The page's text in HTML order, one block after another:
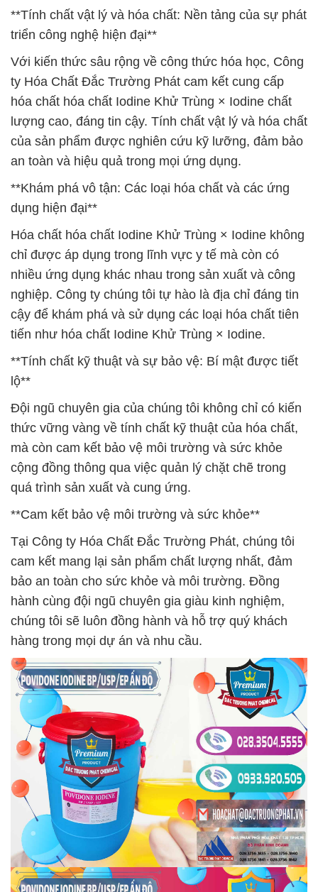
**Tính chất vật lý và hóa chất: Nền tảng của sự phát
triển công nghệ hiện đại**
Với kiến thức sâu rộng về công thức hóa học, Công
ty Hóa Chất Đắc Trường Phát cam kết cung cấp
hóa chất hóa chất Iodine Khử Trùng × Iodine chất
lượng cao, đáng tin cậy. Tính chất vật lý và hóa chất
của sản phẩm được nghiên cứu kỹ lưỡng, đảm bảo
an toàn và hiệu quả trong mọi ứng dụng.
**Khám phá vô tận: Các loại hóa chất và các ứng
dụng hiện đại**
Hóa chất hóa chất Iodine Khử Trùng × Iodine không
chỉ được áp dụng trong lĩnh vực y tế mà còn có
nhiều ứng dụng khác nhau trong sản xuất và công
nghiệp. Công ty chúng tôi tự hào là địa chỉ đáng tin
cậy để khám phá và sử dụng các loại hóa chất tiên
tiến như hóa chất Iodine Khử Trùng × Iodine.
**Tính chất kỹ thuật và sự bảo vệ: Bí mật được tiết
lộ**
Đội ngũ chuyên gia của chúng tôi không chỉ có kiến
thức vững vàng về tính chất kỹ thuật của hóa chất,
mà còn cam kết bảo vệ môi trường và sức khỏe
cộng đồng thông qua việc quản lý chặt chẽ trong
quá trình sản xuất và cung ứng.
**Cam kết bảo vệ môi trường và sức khỏe**
Tại Công ty Hóa Chất Đắc Trường Phát, chúng tôi
cam kết mang lại sản phẩm chất lượng nhất, đảm
bảo an toàn cho sức khỏe và môi trường. Đồng
hành cùng đội ngũ chuyên gia giàu kinh nghiệm,
chúng tôi sẽ luôn đồng hành và hỗ trợ quý khách
hàng trong mọi dự án và nhu cầu.